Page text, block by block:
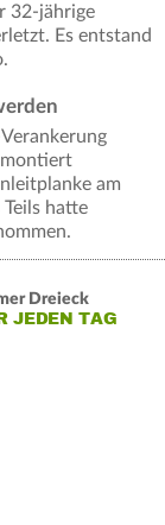
32-jährige
Es entstand
am
hatte
Dreieck
JEDEN TAG